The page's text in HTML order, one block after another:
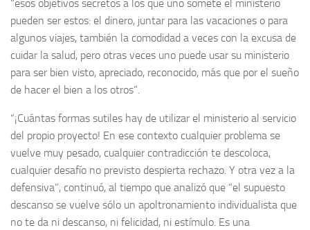
“esos objetivos secretos a los que uno somete el ministerio
pueden ser estos: el dinero, juntar para las vacaciones o para
algunos viajes, también la comodidad a veces con la excusa de
cuidar la salud, pero otras veces uno puede usar su ministerio
para ser bien visto, apreciado, reconocido, más que por el sueño
de hacer el bien a los otros”.
“¡Cuántas formas sutiles hay de utilizar el ministerio al servicio
del propio proyecto! En ese contexto cualquier problema se
vuelve muy pesado, cualquier contradicción te descoloca,
cualquier desafío no previsto despierta rechazo. Y otra vez a la
defensiva”, continuó, al tiempo que analizó que “el supuesto
descanso se vuelve sólo un apoltronamiento individualista que
no te da ni descanso, ni felicidad, ni estímulo. Es una